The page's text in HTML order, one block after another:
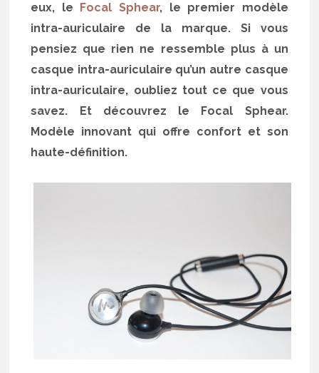
eux, le
Focal Sphear, le premier modèle
intra-auriculaire de la marque. Si vous
pensiez que rien ne ressemble plus à un
casque intra-auriculaire qu’un autre casque
intra-auriculaire, oubliez tout ce que vous
savez. Et découvrez le Focal Sphear.
Modèle innovant qui offre confort et son
haute-définition.